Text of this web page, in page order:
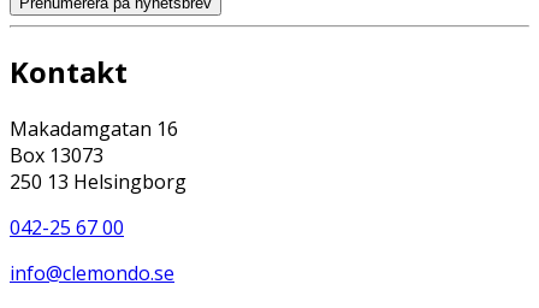
Kontakt
Makadamgatan 16
Box 13073
250 13 Helsingborg
042-25 67 00
info@clemondo.se